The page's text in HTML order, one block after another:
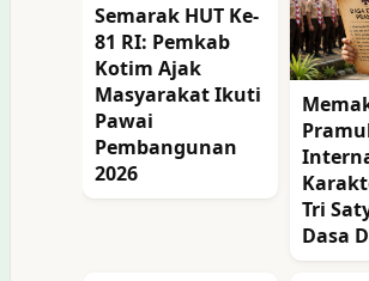
Semarak HUT Ke-
81 RI: Pemkab
Kotim Ajak
Masyarakat Ikuti
Pawai
Pembangunan
2026
Tri
Dasa